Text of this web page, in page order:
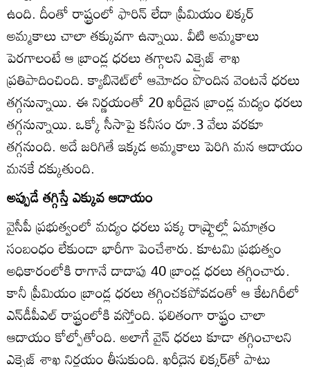
ఉంది. దీంతో రాష్ట్రంలో ఫారిన్‌ లేదా ప్రీమియం లిక్కర్‌
అమ్మకాలు చాలా తక్కువగా ఉన్నాయి. వీటి అమ్మకాలు
పెరగాలంటే ఆ బ్రాండ్ల ధరలు తగ్గాలని ఎక్సైజ్‌ శాఖ
ప్రతిపాదించింది. క్యాబినెట్‌లో ఆమోదం పొందిన వెంటనే ధరలు
తగ్గనున్నాయి. ఈ నిర్ణయంతో 20 ఖరీదైన బ్రాండ్ల మద్యం ధరలు
తగ్గనున్నాయి. ఒక్కో సీసాపై కనీసం రూ.3 వేలు వరకూ
తగ్గనుంది. అదే జరిగితే ఇక్కడ అమ్మకాలు పెరిగి మన ఆదాయం
మనకే దక్కుతుంది.
అప్పుడే తగ్గిస్తే ఎక్కువ ఆదాయం
వైసీపీ ప్రభుత్వంలో మద్యం ధరలు పక్క రాష్ర్టాల్లో ఏమాత్రం
సంబంధం లేకుండా భారీగా పెంచేశారు. కూటమి ప్రభుత్వం
అధికారంలోకి రాగానే దాదాపు 40 బ్రాండ్ల ధరలు తగ్గించారు.
కానీ ప్రీమియం బ్రాండ్ల ధరలు తగ్గించకపోవడంతో ఆ కేటగిరీలో
ఎన్‌డీపీఎల్‌ రాష్ట్రంలోకి వస్తోంది. ఫలితంగా రాష్ట్రం చాలా
ఆదాయం కోల్పోతోంది. అలాగే వైన్‌ ధరలు కూడా తగ్గించాలని
ఎక్సైజ్‌ శాఖ నిర్ణయం తీసుకుంది. ఖరీదైన లిక్కర్‌తో పాటు